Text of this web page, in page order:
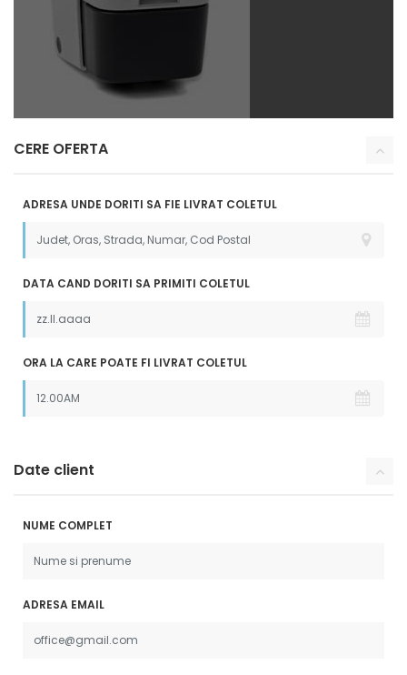
CERE OFERTA
ADRESA UNDE DORITI SA FIE LIVRAT COLETUL
DATA CAND DORITI SA PRIMITI COLETUL
ORA LA CARE POATE FI LIVRAT COLETUL
Date client
NUME COMPLET
ADRESA EMAIL